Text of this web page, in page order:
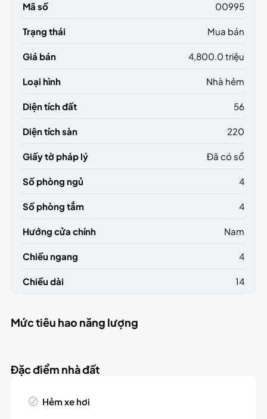
Mã số 00995
Trạng thái Mua bán
Giá bán 4,800.0 triệu
Loại hình Nhà hẻm
Diện tích đất 56
Diện tích sàn 220
Giấy tờ pháp lý Đã có sổ
Số phòng ngủ 4
Số phòng tắm 4
Hướng cửa chính Nam
Chiều ngang 4
Chiều dài 14
Mức tiêu hao năng lượng
Đặc điểm nhà đất
Hẻm xe hơi